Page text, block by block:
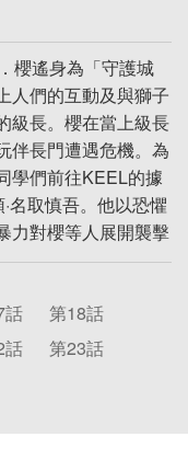
櫻遙身為「守護城
人們的互動及與獅子
級長。櫻在當上級長
伴長門遭遇危機。為
學們前往KEEL的據
名取慎吾。他以恐懼
力對櫻等人展開襲擊
話
第18話
話
第23話